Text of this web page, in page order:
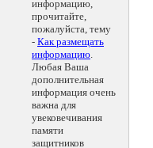
информацию,
прочитайте,
пожалуйста, тему
- Как размещать
информацию.
Любая Ваша
дополнительная
информация очень
важна для
увековечивания
памяти
защитников